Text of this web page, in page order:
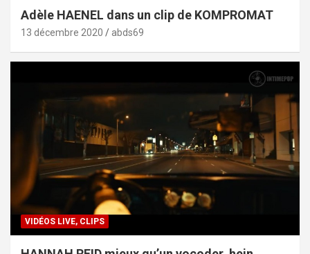
Adèle HAENEL dans un clip de KOMPROMAT
13 décembre 2020 abds69
VIDÉOS LIVE, CLIPS